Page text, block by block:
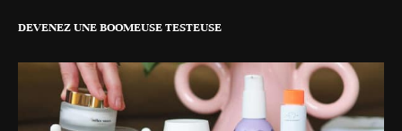
DEVENEZ UNE BOOMEUSE TESTEUSE